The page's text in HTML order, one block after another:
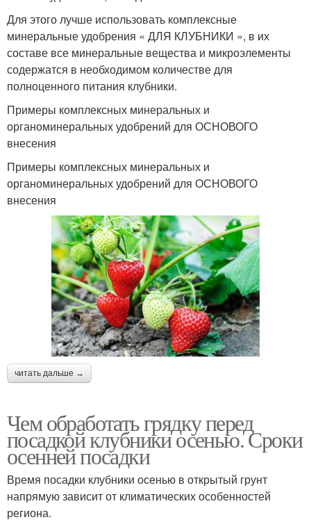
Для этого лучше использовать комплексные
минеральные удобрения « ДЛЯ КЛУБНИКИ », в их
составе все минеральные вещества и микроэлементы
содержатся в необходимом количестве для
полноценного питания клубники.
Примеры комплексных минеральных и
органоминеральных удобрений для ОСНОВОГО
внесения
Примеры комплексных минеральных и
органоминеральных удобрений для ОСНОВОГО
внесения
читать дальше →
Чем обработать грядку перед
посадкой клубники осенью. Сроки
осенней посадки
Время посадки клубники осенью в открытый грунт
напрямую зависит от климатических особенностей
региона.